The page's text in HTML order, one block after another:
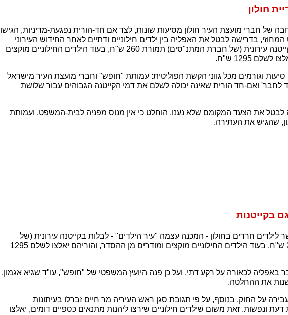
חולון
חברי מועצת העיר חולון מסיעות שונות, לצד אם חד-הורית נפגעת-מדיניות, הגישו
בדרישה לבטל את האפליה בין ילדים חילוניים ודתיים לאחר החידוש העירוני
האחרון: ילד דתי יוכל לבלות בקייטנה עירונית (של חברת המתנ"סים) תמורת 260 ש"ח, בעוד הילדים החילוניים מוקצים
1295 ש"ח.
וגורמים מכל גווני הקשת הפוליטית: עמותת "חופש" וחברי מועצת העיר מישראל
לחבר' ואם-חד הורית שאינה יכולה לשלם את דמי הקייטנה הגבוהים עבור שלושת
לבטל את הצעד המקומם שלא נענו, הוחלט כי אין מנוס מפניה לבית-המשפט, ועמותת
שהגיש את העתירה.
בקייטנות
קיץ 2007 מאפשר לילדים חרדים בחולון - המכנה עצמה "עיר הילדים" - לבלות בקייטנה עירונית (של
חברת המתנ"סים) תמורת 260 ש"ח, בעוד הילדים החילוניים מוקצים ומודרים מן ההסדר, והוריהם יאלצו לשלם 1295
באפליה לכאורה על רקע דתי, ועל כן פנה היועץ המשפטי של "חופש", עו"ד שגיא אגמון,
את ההחלטה.
על החוק. בנוסף, על פי תגובת סגן ראש העיריה מר חיים זברלו בעיתונות
ונפשות. זאת משום שילדים חילוניים שירצו ליהנות מתנאים כספיים דומים, יאלצו